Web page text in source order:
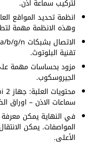
لتركيب سماعة اذن.
انظمة تحديد المواقع
وهذه الانظمة مهمة
تقنية البلوتوث.
مزود بحساسات مهمة
الجيروسكوب.
سماعات الاذن – اوراق
في النهاية يمكن
المواصفات. يمكن
الأعلى.